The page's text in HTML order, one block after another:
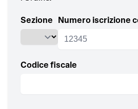
Sezione Numero iscrizione
Codice fiscale